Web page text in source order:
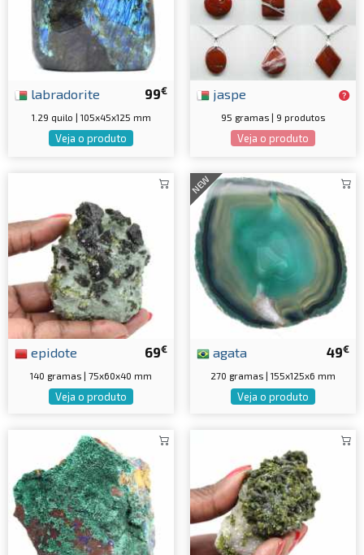
99€
labradorite
1.29 quilo | 105x45x125 mm
Veja o produto
jaspe
95 gramas | 9 produtos
Veja o produto
69€
epidote
140 gramas | 75x60x40 mm
Veja o produto
NEW
49€
agata
270 gramas | 155x125x6 mm
Veja o produto